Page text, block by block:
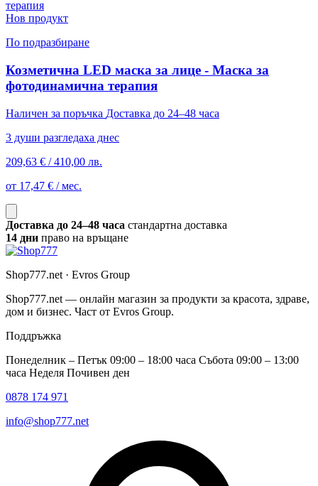
Нов продукт
По подразбиране
Козметична LED маска за лице - Маска за
фотодинамична терапия
Наличен за поръчка Доставка до 24–48 часа
3 души разгледаха днес
209,63 € / 410,00 лв.
от 17,47 € / мес.
Доставка до 24–48 часа стандартна доставка
14 дни право на връщане
Shop777.net · Evros Group
Shop777.net — онлайн магазин за продукти за красота, здраве,
дом и бизнес. Част от Evros Group.
Поддръжка
Понеделник – Петък 09:00 – 18:00 часа Събота 09:00 – 13:00
часа Неделя Почивен ден
0878 174 971
info@shop777.net